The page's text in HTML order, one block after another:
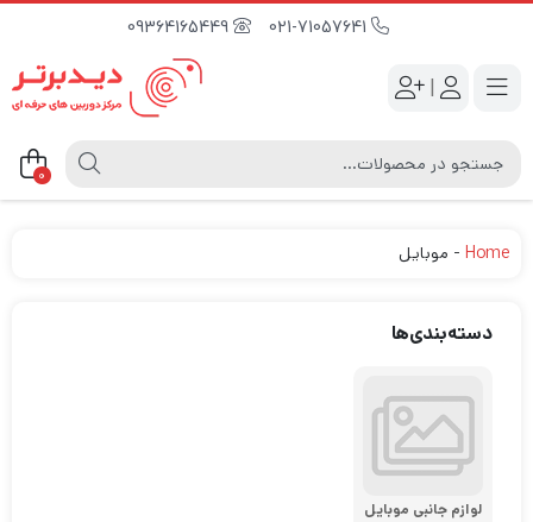
09364165449
|
0
Home
- موبایل
دسته‌بندی‌ها
لوازم جانبی موبایل